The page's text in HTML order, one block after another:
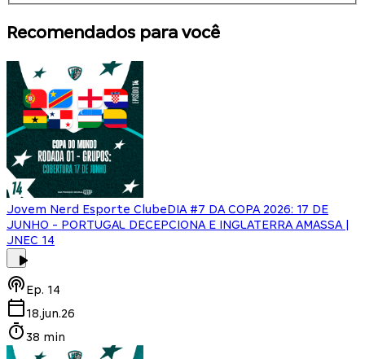
Recomendados para você
Jovem Nerd Esporte ClubeDIA #7 DA COPA 2026: 17 DE
JUNHO - PORTUGAL DECEPCIONA E INGLATERRA AMASSA |
JNEC 14
Ep. 14
18.jun.26
38 min